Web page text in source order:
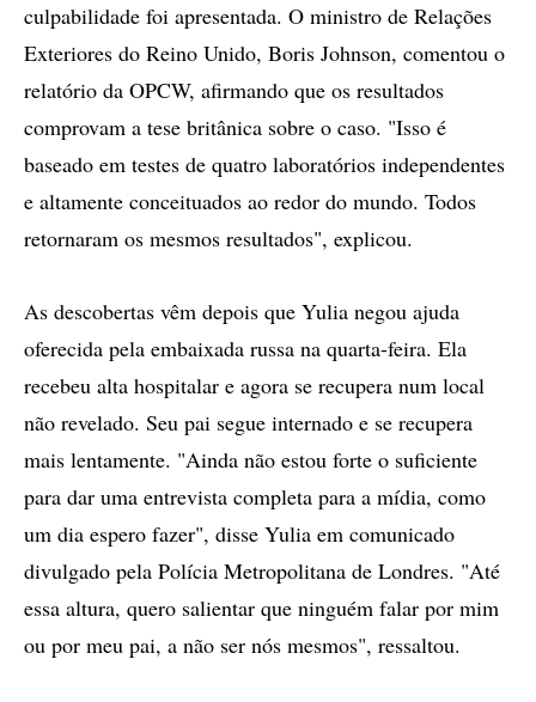
culpabilidade foi apresentada. O ministro de Relações
Exteriores do Reino Unido, Boris Johnson, comentou o
relatório da OPCW, afirmando que os resultados
comprovam a tese britânica sobre o caso. "Isso é
baseado em testes de quatro laboratórios independentes
e altamente conceituados ao redor do mundo. Todos
retornaram os mesmos resultados", explicou.
As descobertas vêm depois que Yulia negou ajuda
oferecida pela embaixada russa na quarta-feira. Ela
recebeu alta hospitalar e agora se recupera num local
não revelado. Seu pai segue internado e se recupera
mais lentamente. "Ainda não estou forte o suficiente
para dar uma entrevista completa para a mídia, como
um dia espero fazer", disse Yulia em comunicado
divulgado pela Polícia Metropolitana de Londres. "Até
essa altura, quero salientar que ninguém falar por mim
ou por meu pai, a não ser nós mesmos", ressaltou.